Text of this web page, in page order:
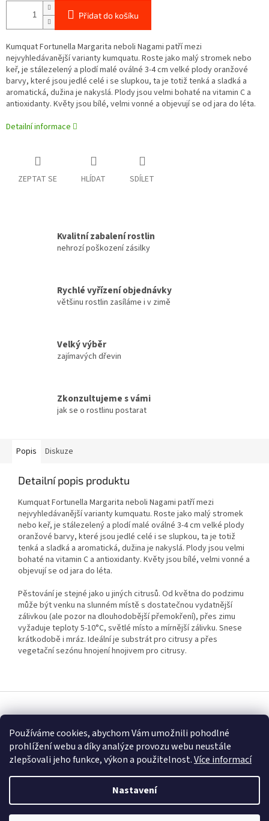
Používáme cookies, abychom Vám umožnili pohodlné
prohlížení webu a díky analýze provozu webu neustále
zlepšovali jeho funkce, výkon a použitelnost.Více informací
Nastavení
Přidat do košíku
Kumquat Fortunella Margarita neboli Nagami patří mezi
nejvyhledávanější varianty kumquatu. Roste jako malý stromek nebo
keř, je stálezelený a plodí malé oválné 3-4 cm velké plody oranžové
barvy, které jsou jedlé celé i se slupkou, ta je totiž tenká a sladká a
aromatická, dužina je nakyslá. Plody jsou velmi bohaté na vitamin C a
antioxidanty. Květy jsou bílé, velmi vonné a objevují se od jara do léta.
Detailní informace
ZEPTAT SE HLÍDAT SDÍLET
Kvalitní zabalení rostlin
nehrozí poškození zásilky
Rychlé vyřízení objednávky
většinu rostlin zasíláme i v zimě
Velký výběr
zajímavých dřevin
Zkonzultujeme s vámi
jak se o rostlinu postarat
Popis Diskuze
Detailní popis produktu
Kumquat Fortunella Margarita neboli Nagami patří mezi
nejvyhledávanější varianty kumquatu. Roste jako malý stromek
nebo keř, je stálezelený a plodí malé oválné 3-4 cm velké plody
oranžové barvy, které jsou jedlé celé i se slupkou, ta je totiž
tenká a sladká a aromatická, dužina je nakyslá. Plody jsou velmi
bohaté na vitamin C a antioxidanty. Květy jsou bílé, velmi vonné a
objevují se od jara do léta.
Pěstování je stejné jako u jiných citrusů. Od května do podzimu
může být venku na slunném místě s dostatečnou vydatnější
zálivkou (ale pozor na dlouhodobější přemokření), přes zimu
vyžaduje teploty 5-10°C, světlé místo a mírnější zálivku. Snese
krátkodobě i mráz. Ideální je substrát pro citrusy a přes
vegetační sezónu hnojení hnojivem pro citrusy.
á
p
Copyright 2026 Fascinující Paulownia. Všechna práva vyhrazena.